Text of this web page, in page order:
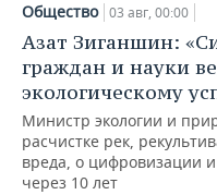
Общество 03 авг, 00:00
Азат Зиганшин:
граждан и науки
экологическому
Министр экологии и
расчистке рек,
вреда, о цифровизации и
через 10 лет